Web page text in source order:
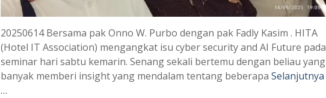
20250614 Bersama pak Onno W. Purbo dengan pak Fadly Kasim . HITA
(Hotel IT Association) mengangkat isu cyber security and AI Future pada
seminar hari sabtu kemarin. Senang sekali bertemu dengan beliau yang
banyak memberi insight yang mendalam tentang beberapa Selanjutnya
…